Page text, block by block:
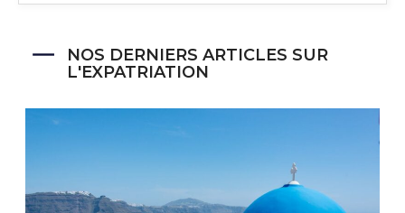
NOS DERNIERS ARTICLES SUR
L'EXPATRIATION